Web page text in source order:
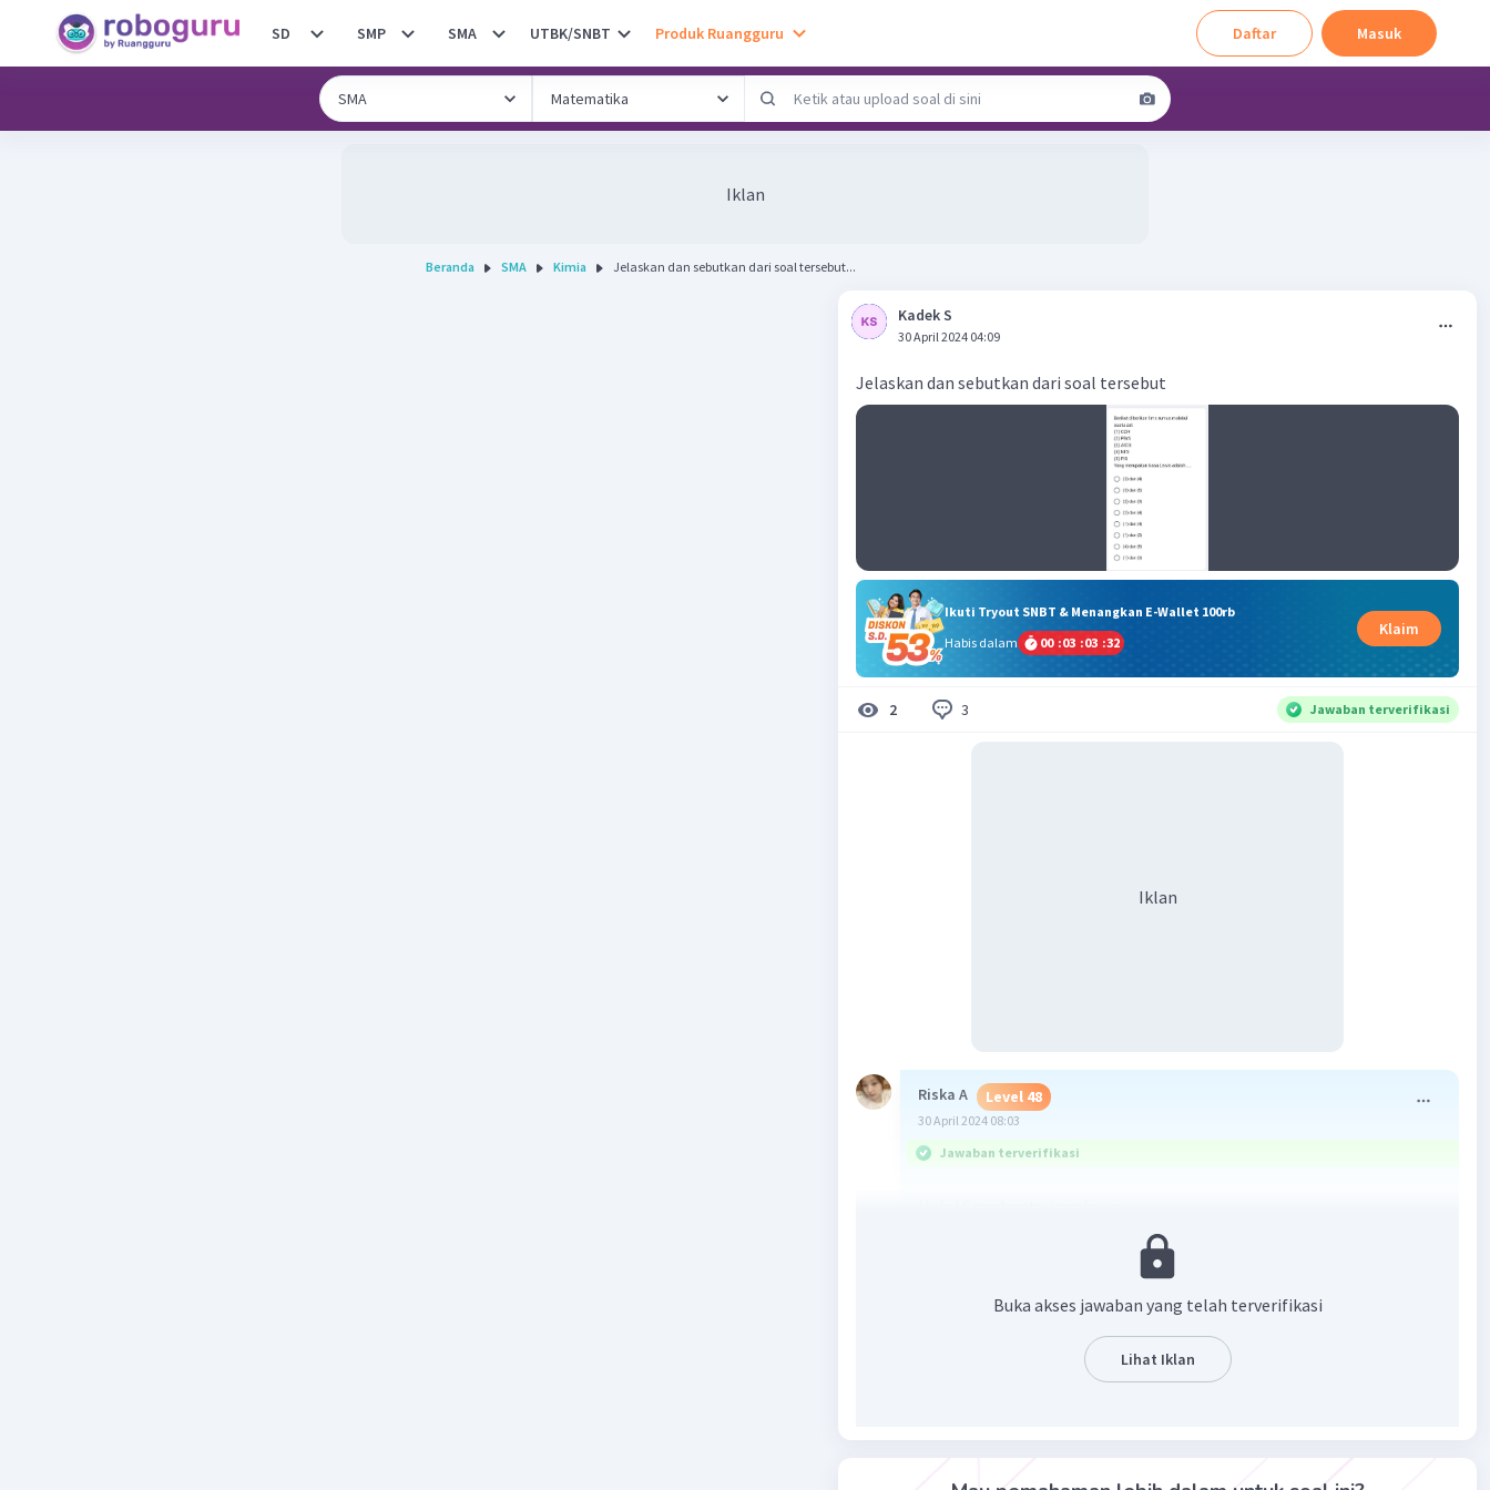
SD SMP SMA UTBK/SNBT Produk Ruangguru Daftar Masuk
Iklan
Beranda SMA Kimia Jelaskan dan sebutkan dari soal tersebut...
Kadek S
30 April 2024 04:09
Jelaskan dan sebutkan dari soal tersebut
Ikuti Tryout SNBT & Menangkan E-Wallet 100rb
Habis dalam
00 :03 :03 :31
Klaim
2 3 Jawaban terverifikasi
Iklan
Riska A Level 48
30 April 2024 08:03
Jawaban terverifikasi
Basa lewis merupakan senyawa yang dapat memberikan elektron,
umumnya memiliki PEB (Pasangan Elektron Bebas) pada struktur
Mari kita lihat pada daftar senyawa pada soal!
1. CCl4 = senyawa tersebut tidak memiliki PEB pada struktur
Buka akses jawaban yang telah terverifikasi
Lihat Iklan